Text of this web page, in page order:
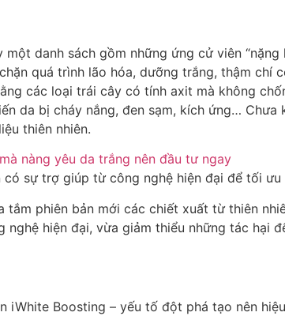
danh sách gồm những ứng cử viên “nặng
quá trình lão hóa, dưỡng trắng, thậm chí
các loại trái cây có tính axit mà không
da bị cháy nắng, đen sạm, kích ứng… Chưa
thiên nhiên.
sự trợ giúp từ công nghệ hiện đại để tối ưu
phiên bản mới các chiết xuất từ thiên
hiện đại, vừa giảm thiểu những tác hại
iWhite Boosting – yếu tố đột phá tạo nên